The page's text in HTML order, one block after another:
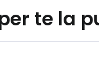
te la